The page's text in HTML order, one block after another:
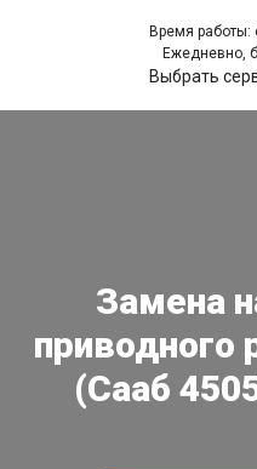
Время работы:
Ежедневно,
Выбрать
Замена
приводного
(Сааб